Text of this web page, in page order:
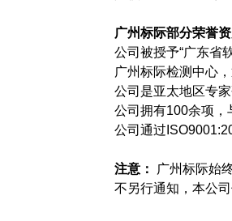
广州标际部分荣誉
公司被授予“广东省
广州标际检测中心
公司是亚太地区专
公司拥有100余项，
公司通过
注意：
广州标际始
不另行通知，本公